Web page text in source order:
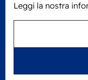
Leggi la nostra
Ecobliss è